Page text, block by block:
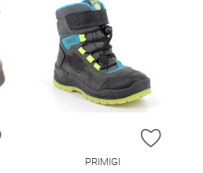
ZUR WUNSCHLISTE HINZUFÜGEN
ZUR
PRIMIGI